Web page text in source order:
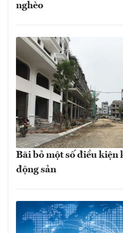
nghèo
Bãi bỏ một số điều kiện
động sản